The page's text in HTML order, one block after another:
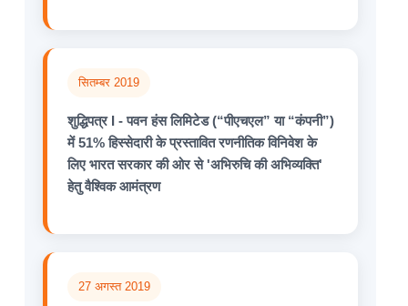
सितम्बर 2019
शुद्धिपत्र I - पवन हंस लिमिटेड (“पीएचएल” या “कंपनी”)
में 51% हिस्सेदारी के प्रस्तावित रणनीतिक विनिवेश के
लिए भारत सरकार की ओर से 'अभिरुचि की अभिव्यक्ति'
हेतु वैश्विक आमंत्रण
27 अगस्त 2019